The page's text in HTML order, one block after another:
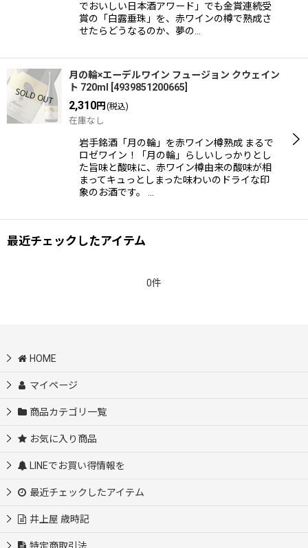
でおいしい日本酒アワード」でも金賞連続受
賞の「白露垂珠」を、赤ワインの樽で熟成さ
せたらどうなるのか、夢の…
月の輪×エーデルワイン フュージョン クウェイン
ト 720ml
4939851200665
2,310円 (税込)
在庫なし
岩手銘酒「月の輪」を赤ワイン樽熟成 まるで
ロゼワイン！「月の輪」らしいしっかりとし
た旨味と酸味に、赤ワイン樽由来の酸味が相
まってキュっとしまった味わいのドライな印
象のお酒です。 …
最近チェックしたアイテム
0件
HOME
マイページ
商品カテゴリ一覧
お気に入り商品
LINEでお買い得情報を
最近チェックしたアイテム
井上屋 歳時記